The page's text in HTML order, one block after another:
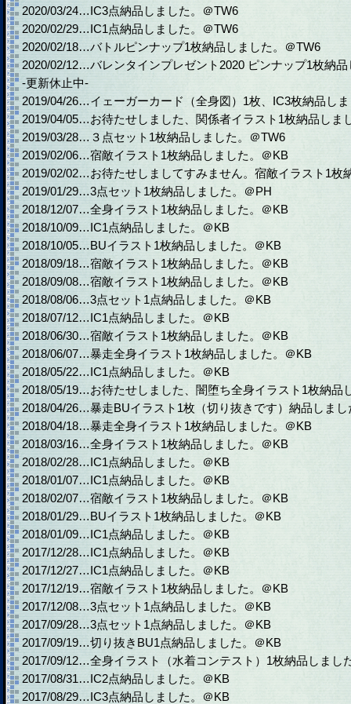
2020/03/24…IC3点納品しました。＠TW6
2020/02/29…IC1点納品しました。＠TW6
2020/02/18…バトルピンナップ1枚納品しました。＠TW6
2020/02/12…バレンタインプレゼント2020 ピンナップ1枚納
-更新休止中-
2019/04/26…イェーガーカード（全身図）1枚、IC3枚納品し
2019/04/05…お待たせしました、関係者イラスト1枚納品しま
2019/03/28…３点セット1枚納品しました。＠TW6
2019/02/06…宿敵イラスト1枚納品しました。＠KB
2019/02/02…お待たせしましてすみません。宿敵イラスト1枚
2019/01/29…3点セット1枚納品しました。＠PH
2018/12/07…全身イラスト1枚納品しました。＠KB
2018/10/09…IC1点納品しました。＠KB
2018/10/05…BUイラスト1枚納品しました。＠KB
2018/09/18…宿敵イラスト1枚納品しました。＠KB
2018/09/08…宿敵イラスト1枚納品しました。＠KB
2018/08/06…3点セット1点納品しました。＠KB
2018/07/12…IC1点納品しました。＠KB
2018/06/30…宿敵イラスト1枚納品しました。＠KB
2018/06/07…暴走全身イラスト1枚納品しました。＠KB
2018/05/22…IC1点納品しました。＠KB
2018/05/19…お待たせしました、闇堕ち全身イラスト1枚納品
2018/04/26…暴走BUイラスト1枚（切り抜きです）納品しまし
2018/04/18…暴走全身イラスト1枚納品しました。＠KB
2018/03/16…全身イラスト1枚納品しました。＠KB
2018/02/28…IC1点納品しました。＠KB
2018/01/07…IC1点納品しました。＠KB
2018/02/07…宿敵イラスト1枚納品しました。＠KB
2018/01/29…BUイラスト1枚納品しました。＠KB
2018/01/09…IC1点納品しました。＠KB
2017/12/28…IC1点納品しました。＠KB
2017/12/27…IC1点納品しました。＠KB
2017/12/19…宿敵イラスト1枚納品しました。＠KB
2017/12/08…3点セット1点納品しました。＠KB
2017/09/28…3点セット1点納品しました。＠KB
2017/09/19…切り抜きBU1点納品しました。＠KB
2017/09/12…全身イラスト（水着コンテスト）1枚納品しまし
2017/08/31…IC2点納品しました。＠KB
2017/08/29…IC3点納品しました。＠KB